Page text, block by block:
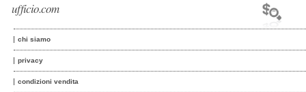
ufficio.com
chi siamo
privacy
condizioni vendita